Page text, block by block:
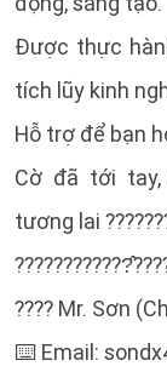
Được thực
tích lũy kinh
Hỗ trợ để bạn
Cờ đã tới
tương lai
???? Mr. Sơn
⌨️ Email: